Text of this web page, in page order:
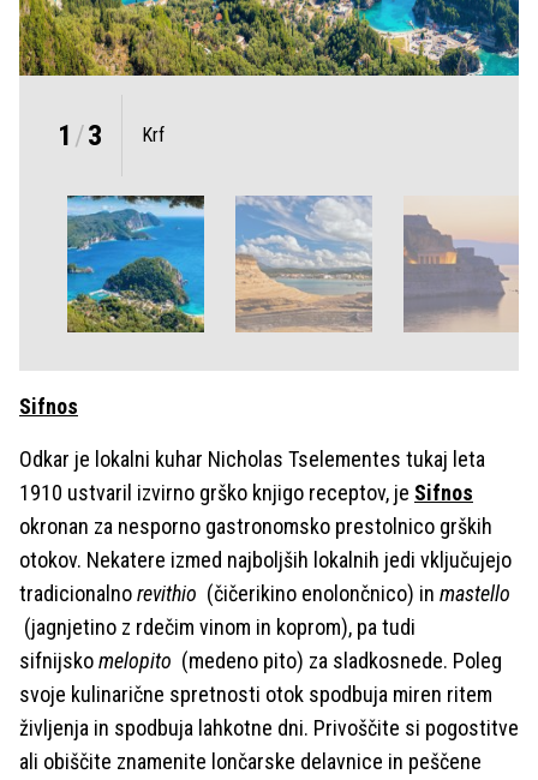
1 /3 Krf
Sifnos
Odkar je lokalni kuhar Nicholas Tselementes tukaj leta
1910 ustvaril izvirno grško knjigo receptov, je Sifnos
okronan za nesporno gastronomsko prestolnico grških
otokov. Nekatere izmed najboljših lokalnih jedi vključujejo
tradicionalnorevithio (čičerikino enolončnico) in mastello
(jagnjetino z rdečim vinom in koprom), pa tudi
sifnijskomelopito (medeno pito) za sladkosnede. Poleg
svoje kulinarične spretnosti otok spodbuja miren ritem
življenja in spodbuja lahkotne dni. Privoščite si pogostitve
ali obiščite znamenite lončarske delavnice in peščene